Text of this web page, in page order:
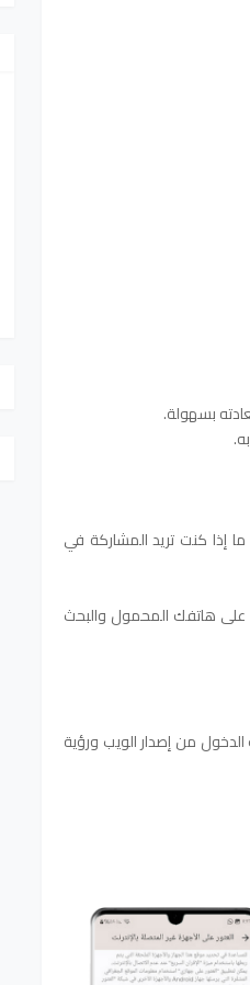
إذا كنت تريد المشاركة في
على هاتفك المحمول والبحث
من إصدار الويب ورؤية